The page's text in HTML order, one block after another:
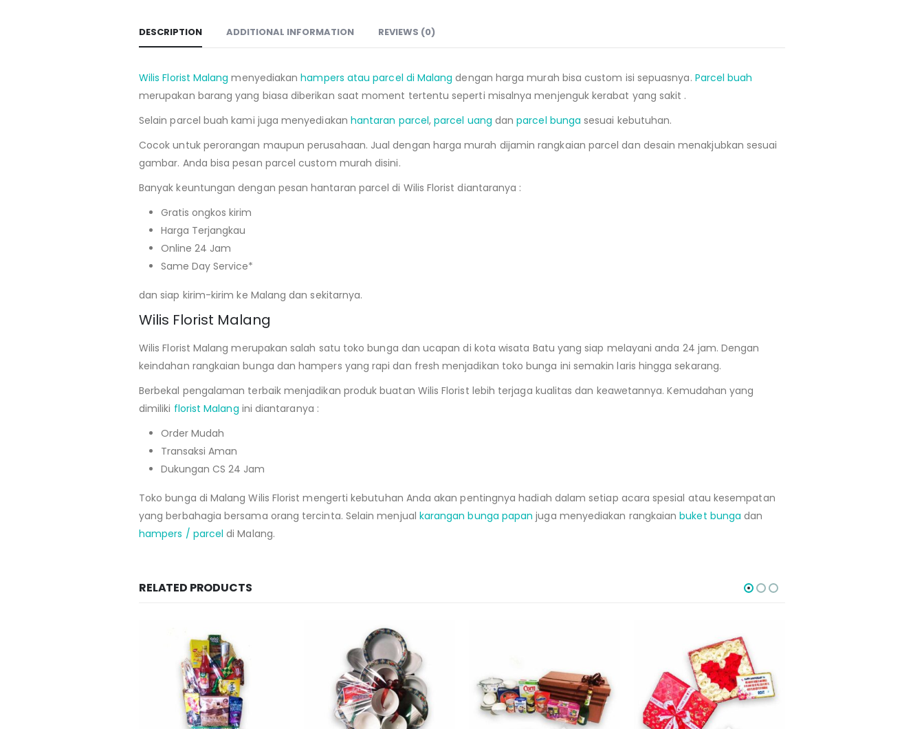
DESCRIPTION ADDITIONAL INFORMATION REVIEWS (0)
Wilis Florist Malang menyediakanhampers atau parcel di Malang dengan harga murah bisa custom isi sepuasnya. Parcel buah
merupakan barang yang biasa diberikan saat moment tertentu seperti misalnya menjenguk kerabat yang sakit .
Selain parcel buah kami juga menyediakan hantaran parcel,parcel uang danparcel bunga sesuai kebutuhan.
Cocok untuk perorangan maupun perusahaan. Jual dengan harga murah dijamin rangkaian parcel dan desain menakjubkan sesuai
gambar. Anda bisa pesan parcel custom murah disini.
Banyak keuntungan dengan pesan hantaran parcel di Wilis Florist diantaranya :
Gratis ongkos kirim
Harga Terjangkau
Online 24 Jam
Same Day Service*
dan siap kirim-kirim ke Malang dan sekitarnya.
Wilis Florist Malang
Wilis Florist Malang merupakan salah satu toko bunga dan ucapan di kota wisata Batu yang siap melayani anda 24 jam. Dengan
keindahan rangkaian bunga dan hampers yang rapi dan fresh menjadikan toko bunga ini semakin laris hingga sekarang.
Berbekal pengalaman terbaik menjadikan produk buatan Wilis Florist lebih terjaga kualitas dan keawetannya. Kemudahan yang
dimiliki florist Malang ini diantaranya :
Order Mudah
Transaksi Aman
Dukungan CS 24 Jam
Toko bunga di Malang Wilis Florist mengerti kebutuhan Anda akan pentingnya hadiah dalam setiap acara spesial atau kesempatan
yang berbahagia bersama orang tercinta. Selain menjual karangan bunga papan juga menyediakan rangkaianbuket bunga dan
hampers / parcel di Malang.
RELATED PRODUCTS